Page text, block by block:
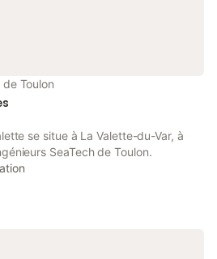
Toulon
se situe à La Valette-du-Var, à
SeaTech de Toulon.